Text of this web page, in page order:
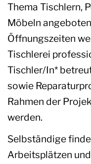
Thema Tischlern,
Möbeln
Öffnungszeiten
Tischlerei
Tischler/In*
sowie
Rahmen der
werden.
Selbständige
Arbeitsplätzen